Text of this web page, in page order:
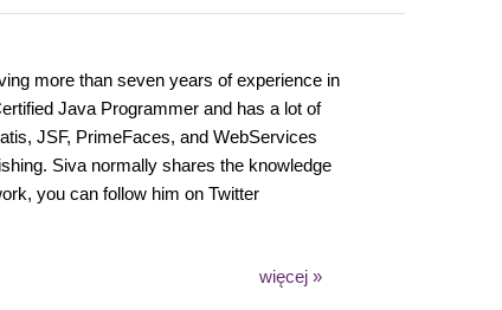
more than seven years of experience in
Java Programmer and has a lot of
JSF, PrimeFaces, and WebServices
Siva normally shares the knowledge
you can follow him on Twitter
więcej »